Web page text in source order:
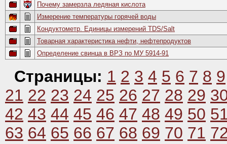
Почему замерзла ледяная кислота
Измерение температуры горячей воды
Кондуктометр. Единицы измерений TDS/Salt
Товарная характеристика нефти, нефтепродуктов
Определение свинца в ВРЗ по МУ 5914-91
Страницы: 1 2 3 4 5 6 7 8 9
21 22 23 24 25 26 27 28 29
42 43 44 45 46 47 48 49 50
63 64 65 66 67 68 69 70 71